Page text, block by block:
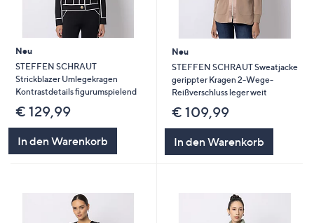
Neu
STEFFEN SCHRAUT
Strickblazer Umlegekragen
Kontrastdetails figurumspielend
€ 129,99
In den Warenkorb
Neu
STEFFEN SCHRAUT Sweatjacke
gerippter Kragen 2-Wege-
Reißverschluss leger weit
€ 109,99
In den Warenkorb